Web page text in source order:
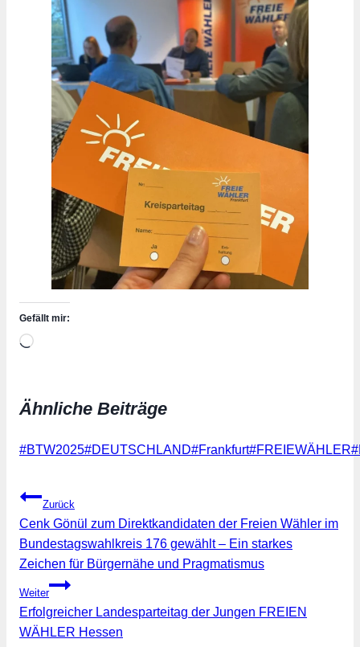
Gefällt mir:
Wird
Ähnliche Beiträge
Schlagworte:
#BTW2025#DEUTSCHLAND#Frankfurt#FREIEWÄHLER#
Beitragsnavigation
Zurück
Cenk Gönül zum Direktkandidaten der Freien Wähler im
Bundestagswahlkreis 176 gewählt – Ein starkes
Zeichen für Bürgernähe und Pragmatismus
Weiter
Erfolgreicher Landesparteitag der Jungen FREIEN
WÄHLER Hessen